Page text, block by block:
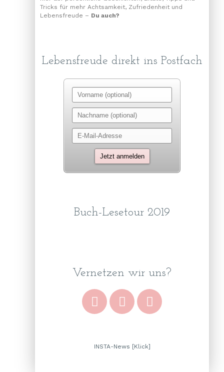
Tricks für mehr Achtsamkeit, Zufriedenheit und
Lebensfreude – Du auch?
Lebensfreude direkt ins Postfach
Buch-Lesetour 2019
Vernetzen wir uns?
INSTA-News [Klick]